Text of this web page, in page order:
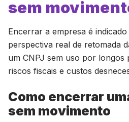
sem
Encerrar a empresa é
perspectiva real de retomada
um CNPJ sem uso por longos
riscos fiscais e custos
Como encerrar
sem movimento